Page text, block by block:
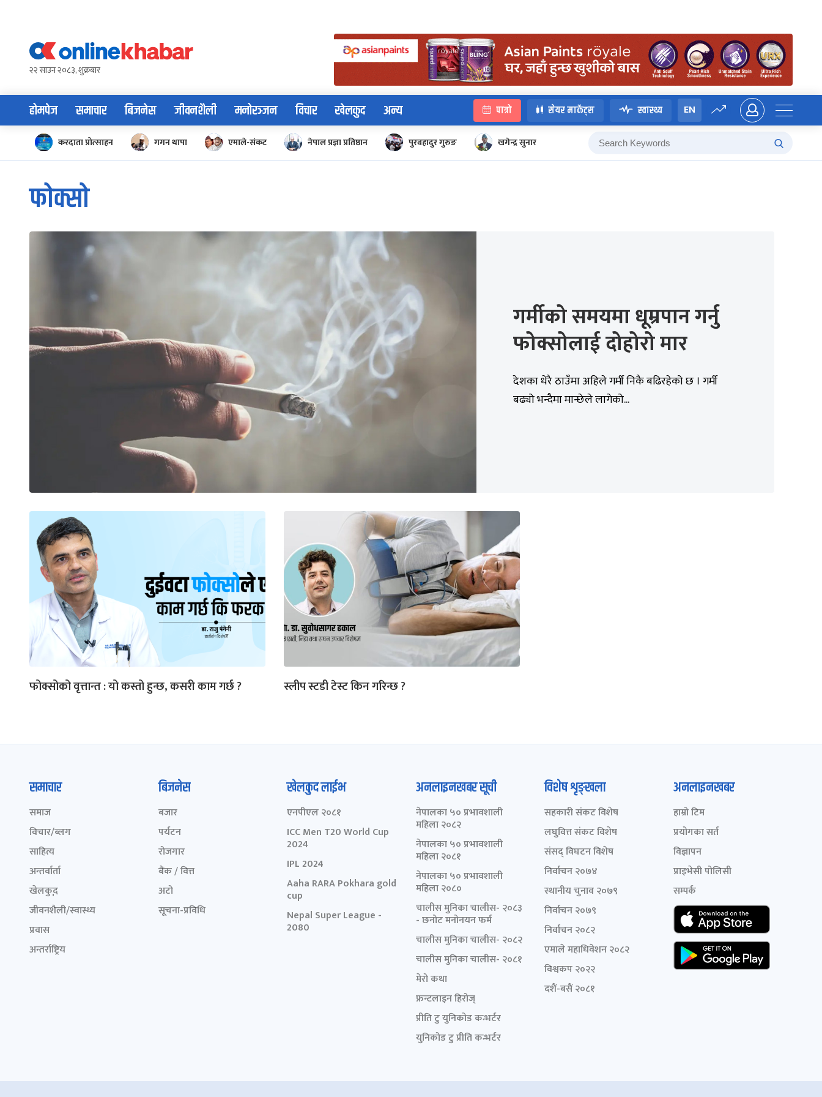
content२२ साउन २०८३, शुक्रबार
होमपेज समाचार बिजनेस जीवनशैली मनोरञ्जन विचार खेलकुद अन्य पात्रो सेयर मार्केट्स स्वास्थ्य EN
करदाता प्रोत्साहन गगन थापा एमाले-संकट नेपाल प्रज्ञा प्रतिष्ठान पुरबहादुर गुरुङ खगेन्द्र सुनार
फोक्सो
गर्मीको समयमा धूम्रपान गर्नु
फोक्सोलाई दोहोरो मार
देशका धेरै ठाउँमा अहिले गर्मी निकै बढिरहेको छ । गर्मी
बढ्यो भन्दैमा मान्छेले लागेको...
फोक्सोको वृत्तान्त : यो कस्तो हुन्छ, कसरी काम गर्छ ? स्लीप स्टडी टेस्ट किन गरिन्छ ?
समाचार
समाज
विचार/ब्लग
साहित्य
अन्तर्वार्ता
खेलकुद़़
जीवनशैली/स्वास्थ्य
प्रवास
अन्तर्राष्ट्रिय
बिजनेस
बजार
पर्यटन
रोजगार
बैंक / वित्त
अटो
सूचना-प्रविधि
खेलकुद लाईभ
एनपीएल २०८१
ICC Men T20 World Cup
2024
IPL 2024
Aaha RARA Pokhara gold
cup
Nepal Super League -
2080
अनलाइनखबर सूची
नेपालका ५० प्रभावशाली
महिला २०८२
नेपालका ५० प्रभावशाली
महिला २०८१
नेपालका ५० प्रभावशाली
महिला २०८०
चालीस मुनिका चालीस- २०८३
- छनोट मनोनयन फर्म
चालीस मुनिका चालीस- २०८२
चालीस मुनिका चालीस- २०८१
मेरो कथा
फ्रन्टलाइन हिरोज्
प्रीति टु युनिकोड कन्भर्टर
युनिकोड टु प्रीति कन्भर्टर
विशेष शृङ्खला
सहकारी संकट विशेष
लघुवित्त संकट विशेष
संसद् विघटन विशेष
निर्वाचन २०७४
स्थानीय चुनाव २०७९
निर्वाचन २०७९
निर्वाचन २०८२
एमाले महाधिवेशन २०८२
विश्वकप २०२२
दशैं-बसैं २०८१
अनलाइनखबर
हाम्रो टिम
प्रयोगका सर्त
विज्ञापन
प्राइभेसी पोलिसी
सम्पर्क